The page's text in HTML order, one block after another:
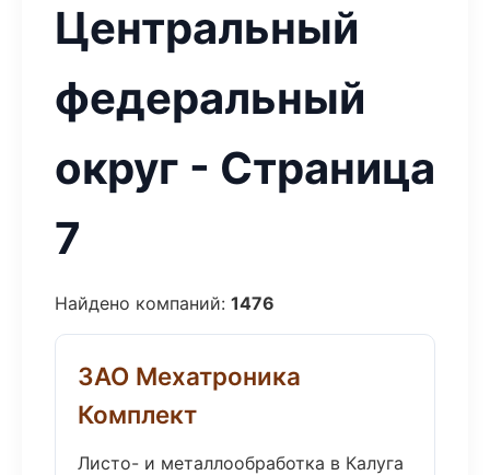
Центральный
федеральный
округ - Страница
7
Найдено компаний: 1476
ЗАО Мехатроника
Комплект
Листо- и металлообработка в Калуга